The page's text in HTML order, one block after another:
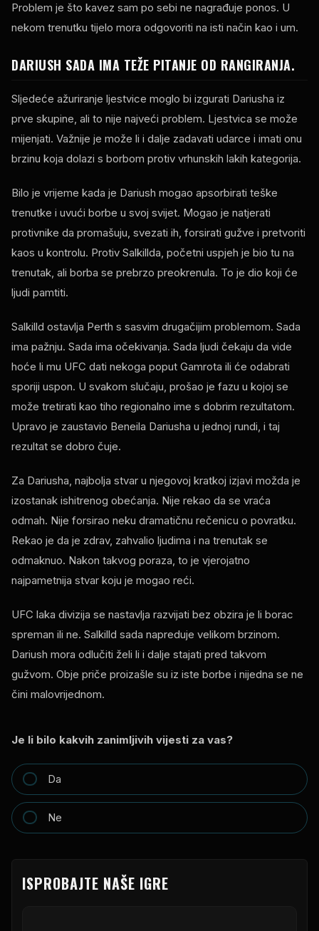
Problem je što kavez sam po sebi ne nagrađuje ponos. U
nekom trenutku tijelo mora odgovoriti na isti način kao i um.
DARIUSH SADA IMA TEŽE PITANJE OD RANGIRANJA.
Sljedeće ažuriranje ljestvice moglo bi izgurati Dariusha iz
prve skupine, ali to nije najveći problem. Ljestvica se može
mijenjati. Važnije je može li i dalje zadavati udarce i imati onu
brzinu koja dolazi s borbom protiv vrhunskih lakih kategorija.
Bilo je vrijeme kada je Dariush mogao apsorbirati teške
trenutke i uvući borbe u svoj svijet. Mogao je natjerati
protivnike da promašuju, svezati ih, forsirati gužve i pretvoriti
kaos u kontrolu. Protiv Salkillda, početni uspjeh je bio tu na
trenutak, ali borba se prebrzo preokrenula. To je dio koji će
ljudi pamtiti.
Salkilld ostavlja Perth s sasvim drugačijim problemom. Sada
ima pažnju. Sada ima očekivanja. Sada ljudi čekaju da vide
hoće li mu UFC dati nekoga poput Gamrota ili će odabrati
sporiji uspon. U svakom slučaju, prošao je fazu u kojoj se
može tretirati kao tiho regionalno ime s dobrim rezultatom.
Upravo je zaustavio Beneila Dariusha u jednoj rundi, i taj
rezultat se dobro čuje.
Za Dariusha, najbolja stvar u njegovoj kratkoj izjavi možda je
izostanak ishitrenog obećanja. Nije rekao da se vraća
odmah. Nije forsirao neku dramatičnu rečenicu o povratku.
Rekao je da je zdrav, zahvalio ljudima i na trenutak se
odmaknuo. Nakon takvog poraza, to je vjerojatno
najpametnija stvar koju je mogao reći.
UFC laka divizija se nastavlja razvijati bez obzira je li borac
spreman ili ne. Salkilld sada napreduje velikom brzinom.
Dariush mora odlučiti želi li i dalje stajati pred takvom
gužvom. Obje priče proizašle su iz iste borbe i nijedna se ne
čini malovrijednom.
Je li bilo kakvih zanimljivih vijesti za vas?
Da
Ne
ISPROBAJTE NAŠE IGRE